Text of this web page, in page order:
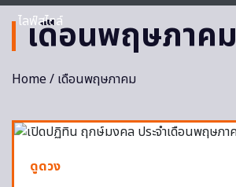
ไลฟ์สไตล์
เดือนพฤษภาคม
Home/ เดือนพฤษภาคม
ดูดวง